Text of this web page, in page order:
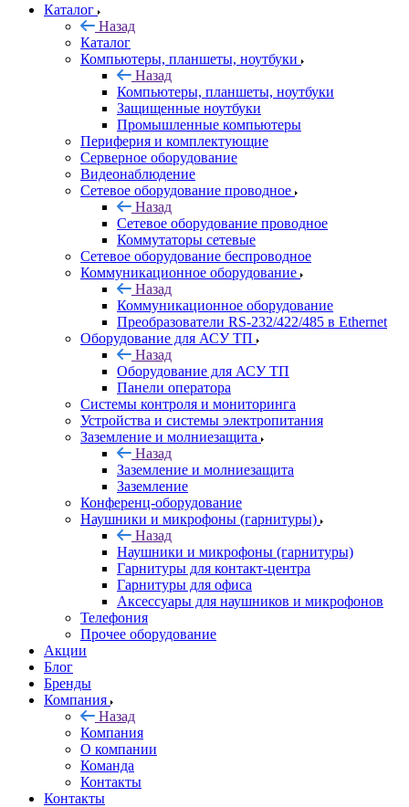
Каталог
Назад
Каталог
Компьютеры, планшеты, ноутбуки
Назад
Компьютеры, планшеты, ноутбуки
Защищенные ноутбуки
Промышленные компьютеры
Периферия и комплектующие
Серверное оборудование
Видеонаблюдение
Сетевое оборудование проводное
Назад
Сетевое оборудование проводное
Коммутаторы сетевые
Сетевое оборудование беспроводное
Коммуникационное оборудование
Назад
Коммуникационное оборудование
Преобразователи RS-232/422/485 в Ethernet
Оборудование для АСУ ТП
Назад
Оборудование для АСУ ТП
Панели оператора
Системы контроля и мониторинга
Устройства и системы электропитания
Заземление и молниезащита
Назад
Заземление и молниезащита
Заземление
Конференц-оборудование
Наушники и микрофоны (гарнитуры)
Назад
Наушники и микрофоны (гарнитуры)
Гарнитуры для контакт-центра
Гарнитуры для офиса
Аксессуары для наушников и микрофонов
Телефония
Прочее оборудование
Акции
Блог
Бренды
Компания
Назад
Компания
О компании
Команда
Контакты
Контакты